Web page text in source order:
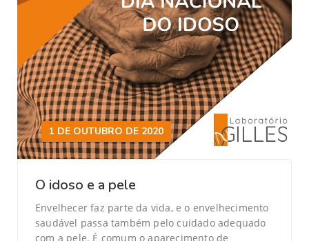
1 DE OUTUBRO DE 2020
O idoso e a pele
Envelhecer faz parte da vida, e o envelhecimento
saudável passa também pelo cuidado adequado
com a pele. É comum o aparecimento de